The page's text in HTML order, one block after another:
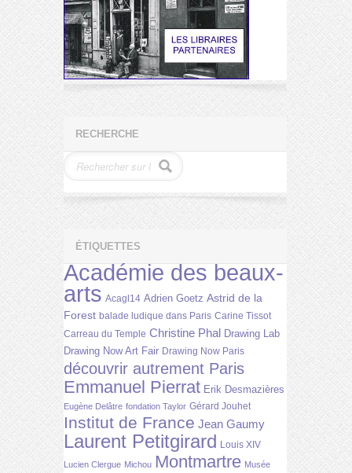
RECHERCHE
ÉTIQUETTES
Académie des beaux-
arts Acagl14 Adrien Goetz Astrid de la
Forest balade ludique dans Paris Carine Tissot
Carreau du Temple Christine Phal Drawing Lab
Drawing Now Art Fair Drawing Now Paris
découvrir autrement Paris
Emmanuel Pierrat Erik Desmazières
Eugène Delâtre fondation Taylor Gérard Jouhet
Institut de France Jean Gaumy
Laurent Petitgirard Louis XIV
Lucien Clergue Michou Montmartre Musée